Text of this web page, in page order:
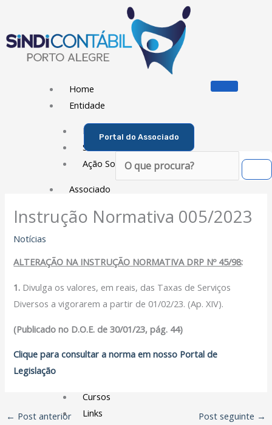
conteúdo
Home
Entidade
Diretoria
Sede Social
Ação Social
Associado
Porque ser um Associado
Dissídios e Convenções de Trabalho
Assessoria Juridica
Cursos
Links
Portal do Associado
Pesquisar
Instrução Normativa 005/2023
Notícias
ALTERAÇÃO NA INSTRUÇÃO NORMATIVA DRP Nº 45/98:
1. Divulga os valores, em reais, das Taxas de Serviços
Diversos a vigorarem a partir de 01/02/23. (Ap. XIV).
(Publicado no D.O.E. de 30/01/23, pág. 44)
Clique para consultar a norma em nosso Portal de
Legislação
← Post anterior Post seguinte →